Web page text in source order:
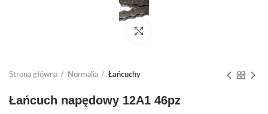
Strona główna Normalia Łańcuchy
Łańcuch napędowy 12A1 46pz